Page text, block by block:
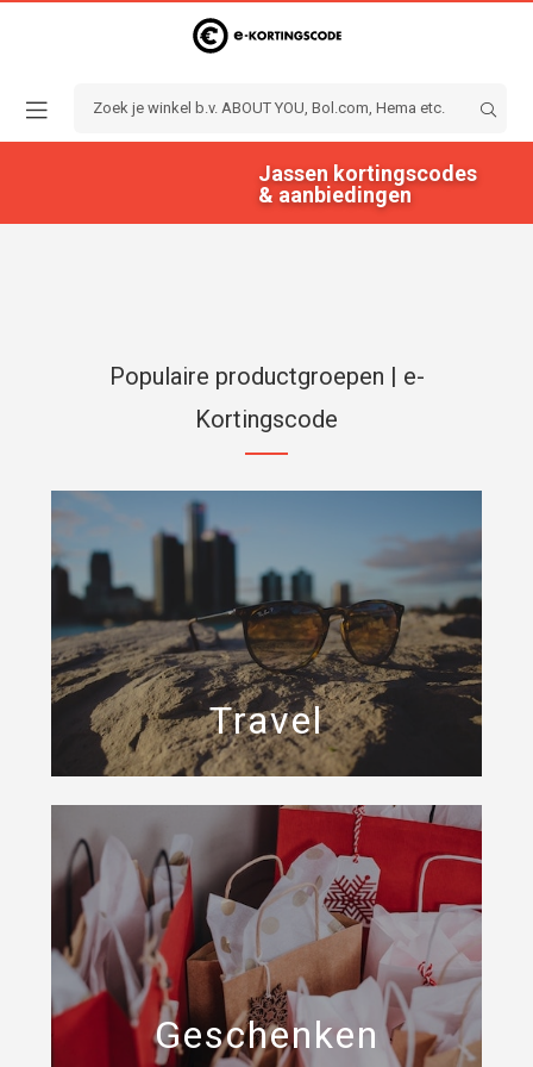
Jassen kortingscodes
& aanbiedingen
Populaire productgroepen | e-
Kortingscode
Travel
Geschenken